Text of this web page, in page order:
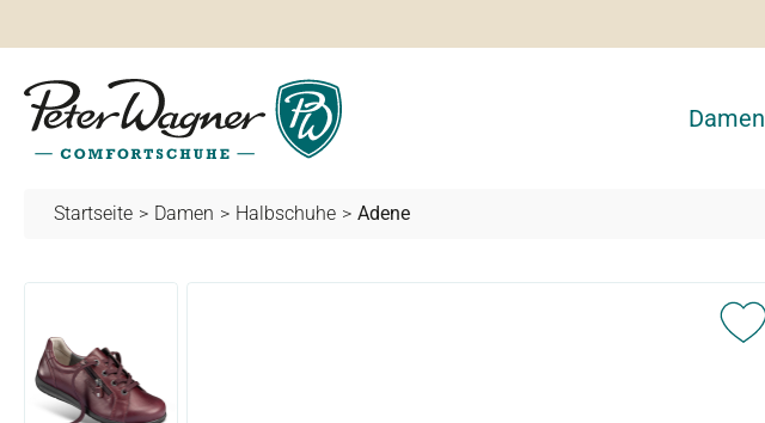
Damen
Startseite > Damen > Halbschuhe > Adene